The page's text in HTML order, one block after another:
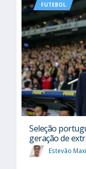
FUTEBOL
Seleção
geração de
Estevão